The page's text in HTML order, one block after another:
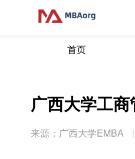
首页
广西大学工
来源：广西大学EMBA